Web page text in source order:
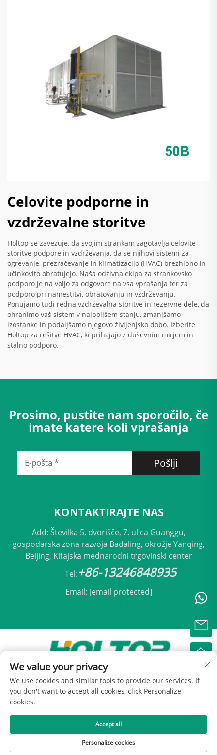
Celovite podporne in
vzdrževalne storitve
Holtop se zavezuje, da svojim strankam zagotavlja celovite
storitve podpore in vzdrževanja, da se njihovi sistemi za
ogrevanje, prezračevanje in klimatizacijo (HVAC) brezhibno in
učinkovito obratujejo. Naša odzivna ekipa za strankovsko
podporo je na voljo za odgovore na vsa vprašanja ter za
podporo pri namestitvi, obratovanju in vzdrževanju.
Ponujamo tudi redna vzdrževalna storitve in rezervne dele, da
ohranimo vaš sistem v najboljšem stanju, zmanjšamo
izostanke in podaljšamo njegovo življenjsko dobo. Izberite
Holtop za rešitve HVAC, ki prihajajo z duševnim mirjem in
stalno podporo.
Prosimo, pustite nam sporočilo, če
imate katere koli vprašanja
Pošlji
KONTAKTIRAJTE NAS
Add: Številka 5, dvorišče, 7. ulica Guanggu,
gospodarska zona razvoja Badaling, okrožje Yanqing,
Beijing, Kitajska mednarodni trgovinski center
Tel:+86-13246848935
Email: [email protected]
Avtorji pravic © 2025 Beijing Holtop Klimatizacija,
d.o.o. - Pravilnik o zasebnosti
DOMOV IZDELKI E-POŠTA TEL.
We value your privacy
We use cookies and similar tools to provide our services. If
you don't want to accept all cookies, click Personalize
cookies.
Personalize cookies
Accept all